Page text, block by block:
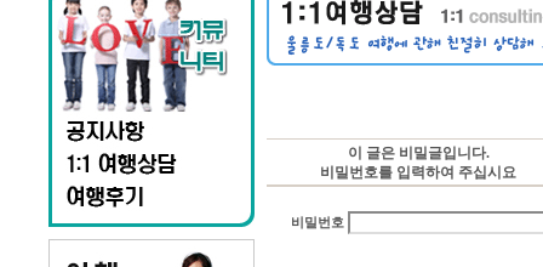
이 글은 비밀글입니다.
비밀번호를 입력하여 주십시요
비밀번호